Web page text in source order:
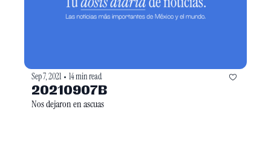
Sep 7, 2021 • 14 min read
20210907B
Nos dejaron en ascuas